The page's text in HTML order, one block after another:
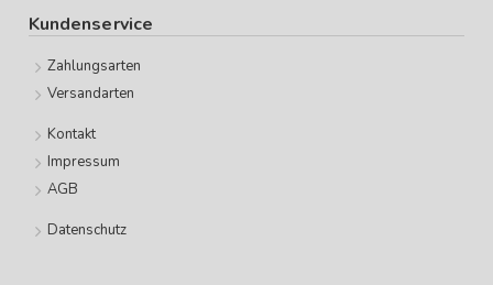
Kundenservice
Zahlungsarten
Versandarten
Kontakt
Impressum
AGB
Datenschutz